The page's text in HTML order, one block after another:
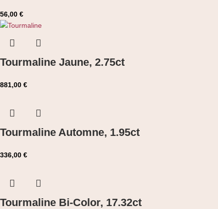
56,00 €
Tourmaline Jaune, 2.75ct
881,00 €
Tourmaline Automne, 1.95ct
336,00 €
Tourmaline Bi-Color, 17.32ct